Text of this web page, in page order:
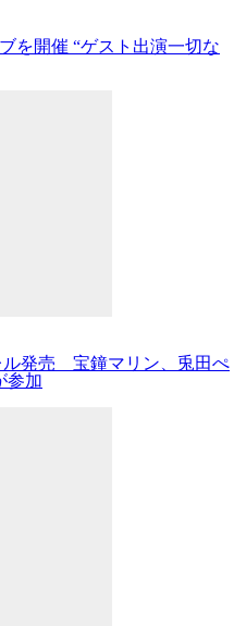
を開催 “ゲスト出演一切な
ル発売 宝鐘マリン、兎田ぺ
参加